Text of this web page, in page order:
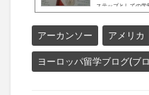
ステップとしての学
め」「アメリカ学
メリカ学部留学3
くつかありますが
のステップとし...
アーカンソー アメリカ
ヨーロッパ留学ブログ(ブ